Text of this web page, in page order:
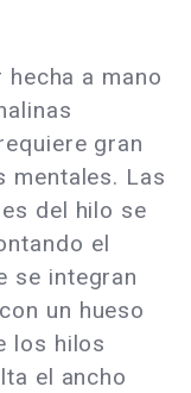
a mano
gran
mentales. Las
del hilo se
el
se integran
un hueso
los hilos
el ancho